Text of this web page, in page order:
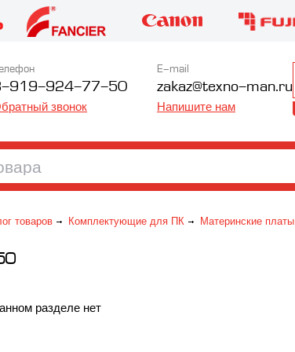
919-924-77-50
звонок
E-mail
zakaz@texno-man.ru
Напишите нам
товаров Комплектующие для ПК Материнские платы
разделе нет